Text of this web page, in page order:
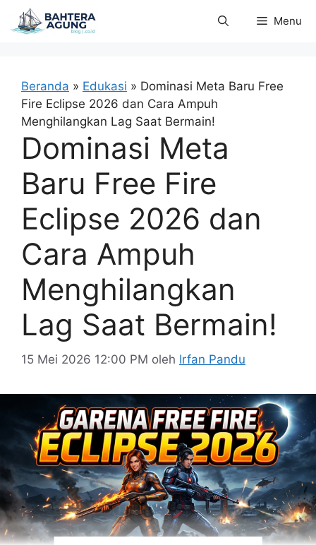
Langsung
ke
Menu
Beranda » Edukasi » Dominasi Meta Baru Free
Fire Eclipse 2026 dan Cara Ampuh
Menghilangkan Lag Saat Bermain!
Dominasi Meta
Baru Free Fire
Eclipse 2026 dan
Cara Ampuh
Menghilangkan
Lag Saat Bermain!
15 Mei 2026 12:00 PM oleh Irfan Pandu